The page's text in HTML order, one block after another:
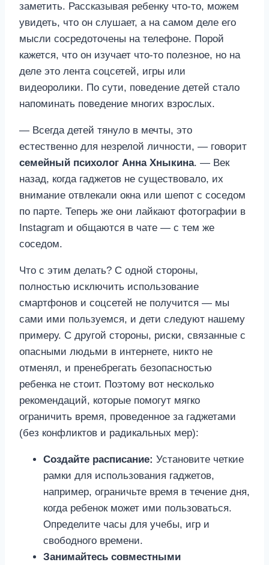
заметить. Рассказывая ребенку что-то, можем
увидеть, что он слушает, а на самом деле его
мысли сосредоточены на телефоне. Порой
кажется, что он изучает что-то полезное, но на
деле это лента соцсетей, игры или
видеоролики. По сути, поведение детей стало
напоминать поведение многих взрослых.
— Всегда детей тянуло в мечты, это
естественно для незрелой личности, — говорит
семейный психолог Анна Хныкина. — Век
назад, когда гаджетов не существовало, их
внимание отвлекали окна или шепот с соседом
по парте. Теперь же они лайкают фотографии в
Instagram и общаются в чате — с тем же
соседом.
Что с этим делать? С одной стороны,
полностью исключить использование
смартфонов и соцсетей не получится — мы
сами ими пользуемся, и дети следуют нашему
примеру. С другой стороны, риски, связанные с
опасными людьми в интернете, никто не
отменял, и пренебрегать безопасностью
ребенка не стоит. Поэтому вот несколько
рекомендаций, которые помогут мягко
ограничить время, проведенное за гаджетами
(без конфликтов и радикальных мер):
Создайте расписание: Установите четкие
рамки для использования гаджетов,
например, ограничьте время в течение дня,
когда ребенок может ими пользоваться.
Определите часы для учебы, игр и
свободного времени.
Занимайтесь совместными